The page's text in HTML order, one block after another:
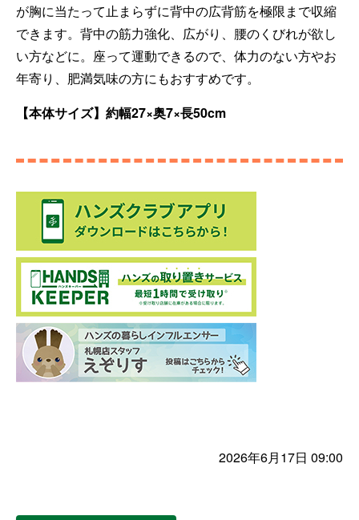
が胸に当たって止まらずに背中の広背筋を極限まで収縮
できます。背中の筋力強化、広がり、腰のくびれが欲し
い方などに。座って運動できるので、体力のない方やお
年寄り、肥満気味の方にもおすすめです。
【本体サイズ】約幅27×奥7×長50cm
2026年6月17日 09:00